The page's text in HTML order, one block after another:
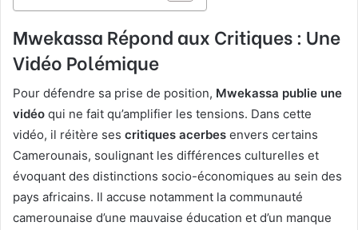
Mwekassa Répond aux Critiques : Une
Vidéo Polémique
Pour défendre sa prise de position, Mwekassa publie une
vidéo qui ne fait qu’amplifier les tensions. Dans cette
vidéo, il réitère ses critiques acerbes envers certains
Camerounais, soulignant les différences culturelles et
évoquant des distinctions socio-économiques au sein des
pays africains. Il accuse notamment la communauté
camerounaise d’une mauvaise éducation et d’un manque